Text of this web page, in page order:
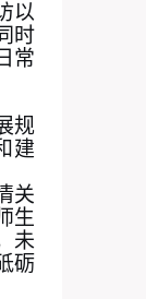
以
时
常
规
建
关
生
未
砺